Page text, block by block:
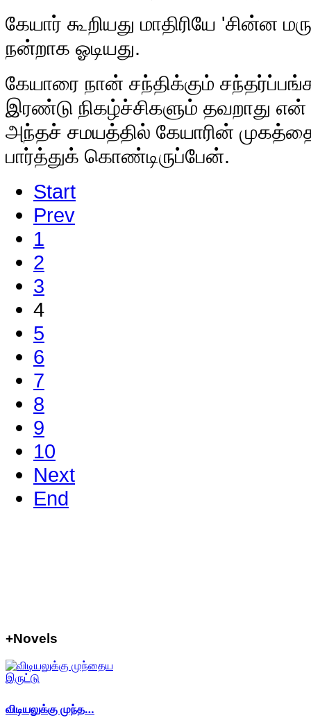
கேயார் கூறியது மாதிரியே 'சின்ன
நன்றாக ஓடியது.
கேயாரை நான் சந்திக்கும்
இரண்டு நிகழ்ச்சிகளும் தவறாது
அந்தச் சமயத்தில் கேயாரின்
பார்த்துக் கொண்டிருப்பேன்.
Start
Prev
1
2
3
4
5
6
7
8
9
10
Next
End
+Novels
விடியலுக்கு முந்த…